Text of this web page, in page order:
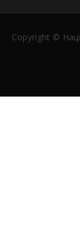
Copyright ©